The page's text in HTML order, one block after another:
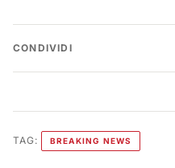
CONDIVIDI
TAG: BREAKING NEWS